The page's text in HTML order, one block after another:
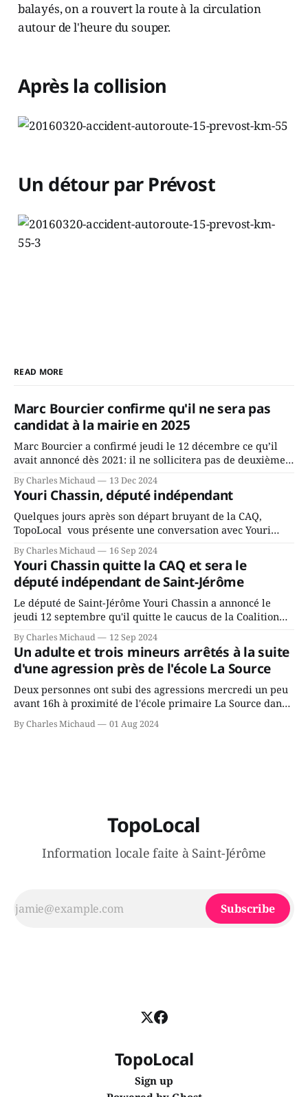
balayés, on a rouvert la route à la circulation
autour de l'heure du souper.
Après la collision
Un détour par Prévost
READ MORE
Marc Bourcier confirme qu'il ne sera pas
candidat à la mairie en 2025
Marc Bourcier a confirmé jeudi le 12 décembre ce qu’il
avait annoncé dès 2021: il ne sollicitera pas de deuxième
mandat à titre de maire de Saint-Jérôme. Bourcier en a
fait l’annonce en s’adressant aux employés de la ville,
rassemblés en soirée pour leur traditionnel souper
By Charles Michaud 13 Dec 2024
Youri Chassin, député indépendant
Quelques jours après son départ bruyant de la CAQ,
TopoLocal vous présente une conversation avec Youri
Chassin. Nous avons causé de sa décision. Y songeait-il
depuis longtemps? Sera-t-il candidat indépendant dans 2
ans? Joindrait-il un autre parti, par exemple les
conservateurs d’Éric Duhaime? Que lui
By Charles Michaud 16 Sep 2024
Youri Chassin quitte la CAQ et sera le
député indépendant de Saint-Jérôme
Le député de Saint-Jérôme Youri Chassin a annoncé le
jeudi 12 septembre qu'il quitte le caucus de la Coalition
Avenir Québec de François Legault parce qu'il est déçu du
gouvernement de la CAQ, surtout de son incapacité, qu'il
juge chronique, à offrir des
By Charles Michaud 12 Sep 2024
Un adulte et trois mineurs arrêtés à la suite
d'une agression près de l'école La Source
Deux personnes ont subi des agressions mercredi un peu
avant 16h à proximité de l'école primaire La Source dans
le secteur Bellefeuille de Saint-Jérôme. L'une de deux
victimes aurait été écrasée sous un véhicule et aspergée
By Charles Michaud 01 Aug 2024
TopoLocal
Information locale faite à Saint-Jérôme
Subscribe
TopoLocal
Sign up